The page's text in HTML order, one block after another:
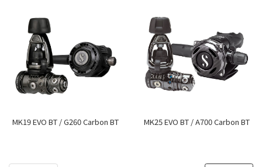
MK19 EVO BT / G260 Carbon BT MK25 EVO BT / A700 Carbon BT